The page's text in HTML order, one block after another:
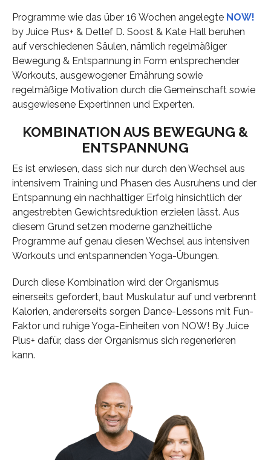
Programme wie das über 16 Wochen angelegte NOW!
by Juice Plus+ & Detlef D. Soost & Kate Hall beruhen
auf verschiedenen Säulen, nämlich regelmäßiger
Bewegung & Entspannung in Form entsprechender
Workouts, ausgewogener Ernährung sowie
regelmäßige Motivation durch die Gemeinschaft sowie
ausgewiesene Expertinnen und Experten.
KOMBINATION AUS BEWEGUNG &
ENTSPANNUNG
Es ist erwiesen, dass sich nur durch den Wechsel aus
intensivem Training und Phasen des Ausruhens und der
Entspannung ein nachhaltiger Erfolg hinsichtlich der
angestrebten Gewichtsreduktion erzielen lässt. Aus
diesem Grund setzen moderne ganzheitliche
Programme auf genau diesen Wechsel aus intensiven
Workouts und entspannenden Yoga-Übungen.
Durch diese Kombination wird der Organismus
einerseits gefordert, baut Muskulatur auf und verbrennt
Kalorien, andererseits sorgen Dance-Lessons mit Fun-
Faktor und ruhige Yoga-Einheiten von NOW! By Juice
Plus+ dafür, dass der Organismus sich regenerieren
kann.